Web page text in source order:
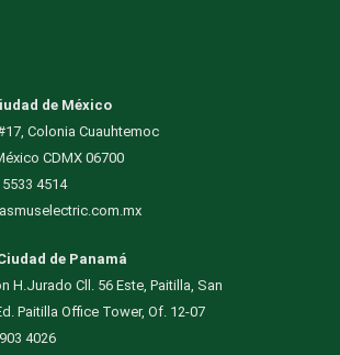
de México
Colonia Cuauhtemoc
CDMX 06700
4514
de Panamá
H.Jurado Cll. 56 Este, Paitilla, San
Paitilla Office Tower, Of. 12-07
4026